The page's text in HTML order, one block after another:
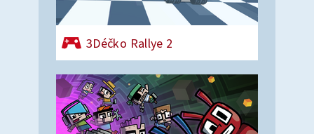
3Déčko Rallye 2